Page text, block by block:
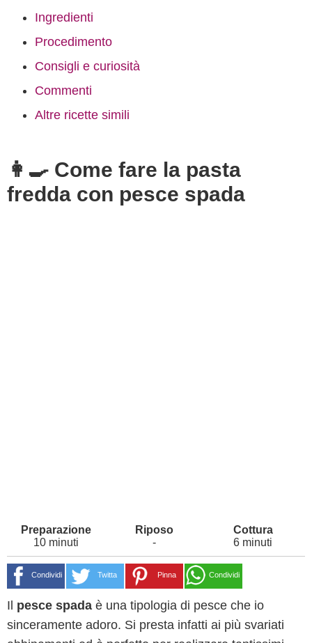
Ingredienti
Procedimento
Consigli e curiosità
Commenti
Altre ricette simili
👩‍🍳 Come fare la pasta
fredda con pesce spada
10 minuti - 6 minuti
Condividi Twitta Pinna Condividi
Il pesce spada è una tipologia di pesce che io
sinceramente adoro. Si presta infatti ai più svariati